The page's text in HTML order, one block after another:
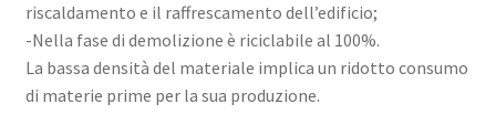
riscaldamento e il raffrescamento dell’edificio;
-Nella fase di demolizione è riciclabile al 100%.
La bassa densità del materiale implica un ridotto consumo
di materie prime per la sua produzione.